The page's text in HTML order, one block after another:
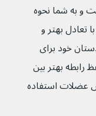
و به شما نحوه
تعادل بهتر و
خود برای
بهتر بین
عضلات استفاده